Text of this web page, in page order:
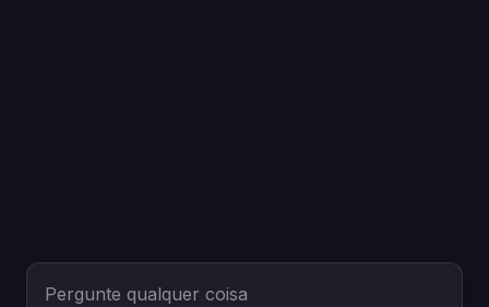
Pergunte qualquer coisa